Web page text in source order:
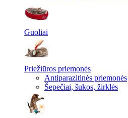
Guoliai
Priežiūros priemonės
Antiparazitinės priemonės
Šepečiai, šukos, žirklės